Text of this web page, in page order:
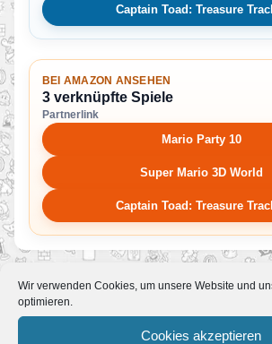
Wir verwenden Cookies, um unsere Website und
optimieren.
Cookies akzeptieren
Captain Toad: Treasure
BEI AMAZON ANSEHEN
3 verknüpfte Spiele
Partnerlink
Mario Party 10
Super Mario 3D World
Captain Toad: Treasure
Mehr News zum Spiel